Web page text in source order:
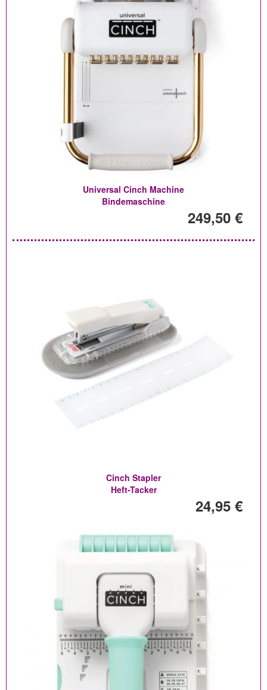
Universal Cinch Machine
Bindemaschine
249,50 €
Cinch Stapler
Heft-Tacker
24,95 €